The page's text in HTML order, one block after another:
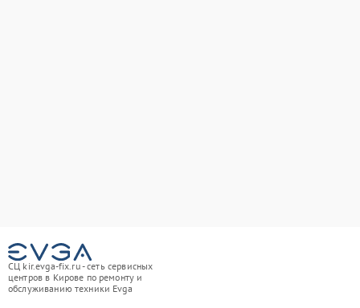
СЦ kir.evga-fix.ru - сеть сервисных
центров в Кирове по ремонту и
обслуживанию техники Evga